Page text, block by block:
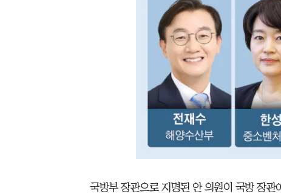
국방부 장관으로 지명된 안 의원이 국방 장